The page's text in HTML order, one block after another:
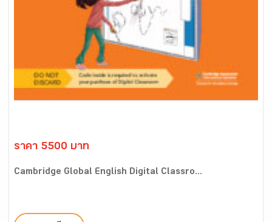
ราคา 5500 บาท
Cambridge Global English Digital Classro...